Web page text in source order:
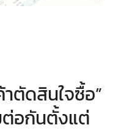
ตัดสินใจซื้อ”
ต่อกันตั้งแต่